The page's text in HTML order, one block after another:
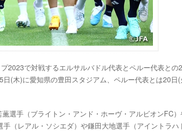
2023で対戦するエルサルバドル代表とペルー代表との
(木)に愛知県の豊田スタジアム、ペルー代表とは20日
選手（ブライトン・アンド・ホーヴ・アルビオンFC
（レアル・ソシエダ）や鎌田大地選手（アイントラハ